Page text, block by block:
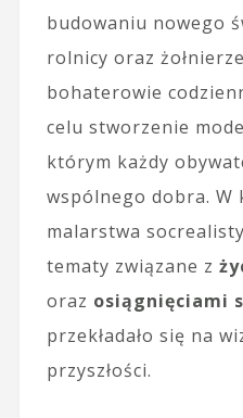
budowaniu nowego
rolnicy oraz
bohaterowie
celu stworzenie
którym każdy
wspólnego dobra. W
malarstwa
tematy związane z
oraz osiągnięciami
przekładało się na
przyszłości.